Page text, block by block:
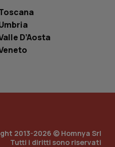
D’Aosta
2013-2026 © Homnya Srl
Tutti i diritti sono riservati